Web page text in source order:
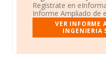
Regístrate en
Informe Ampliado de
VER INFORME
INGENIERIA